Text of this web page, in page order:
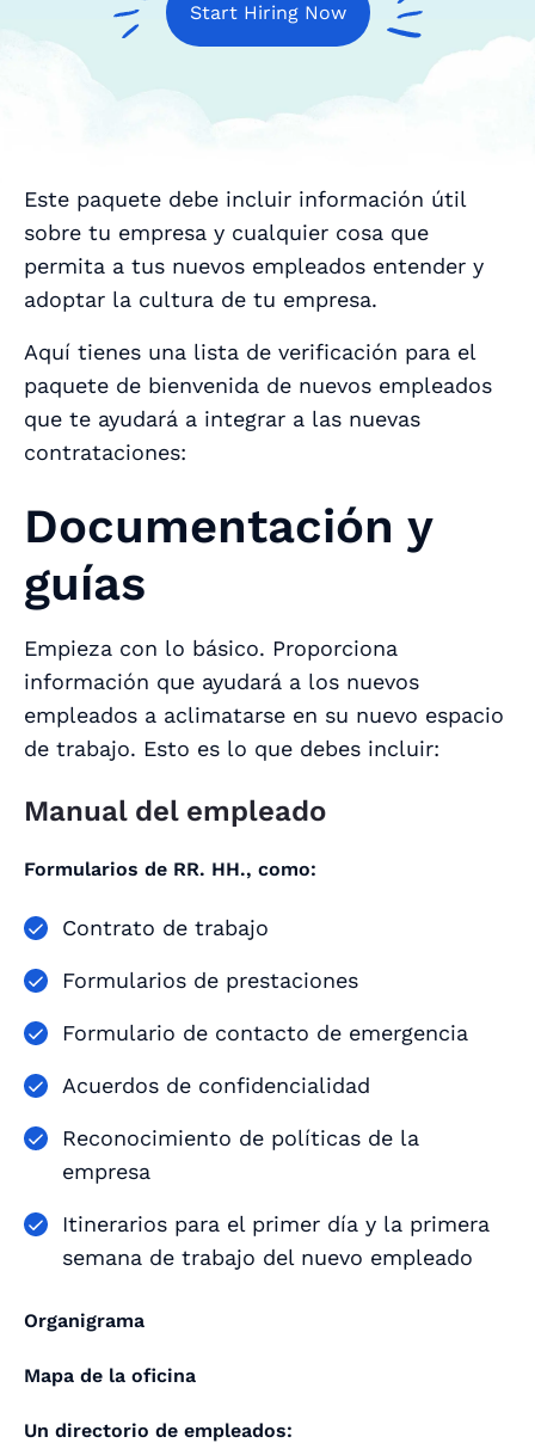
Start Hiring Now
Este paquete debe incluir información útil
sobre tu empresa y cualquier cosa que
permita a tus nuevos empleados entender y
adoptar la cultura de tu empresa.
Aquí tienes una lista de verificación para el
paquete de bienvenida de nuevos empleados
que te ayudará a integrar a las nuevas
contrataciones:
Documentación y
guías
Empieza con lo básico. Proporciona
información que ayudará a los nuevos
empleados a aclimatarse en su nuevo espacio
de trabajo. Esto es lo que debes incluir:
Manual del empleado
Formularios de RR. HH., como:
Contrato de trabajo
Formularios de prestaciones
Formulario de contacto de emergencia
Acuerdos de confidencialidad
Reconocimiento de políticas de la
empresa
Itinerarios para el primer día y la primera
semana de trabajo del nuevo empleado
Organigrama
Mapa de la oficina
Un directorio de empleados: